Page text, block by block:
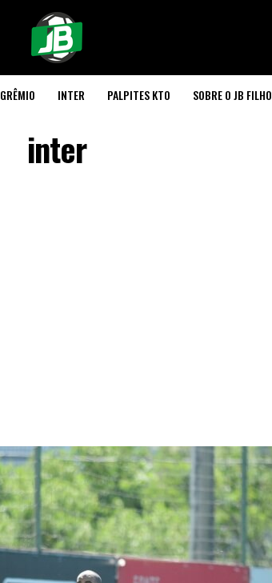
GRÊMIO INTER PALPITES KTO SOBRE O JB FILHO
inter